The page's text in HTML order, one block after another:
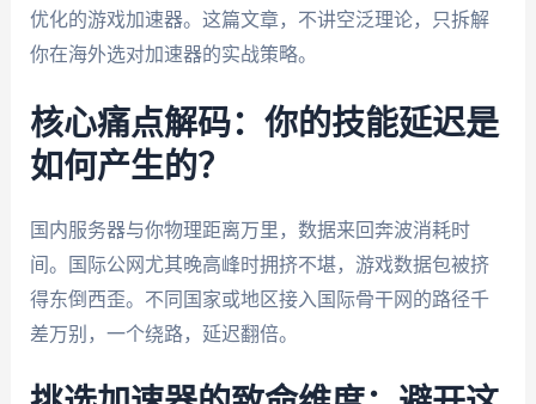
优化的游戏加速器。这篇文章，不讲空泛理论，只拆解
你在海外选对加速器的实战策略。
核心痛点解码：你的技能延迟是
如何产生的？
国内服务器与你物理距离万里，数据来回奔波消耗时
间。国际公网尤其晚高峰时拥挤不堪，游戏数据包被挤
得东倒西歪。不同国家或地区接入国际骨干网的路径千
差万别，一个绕路，延迟翻倍。